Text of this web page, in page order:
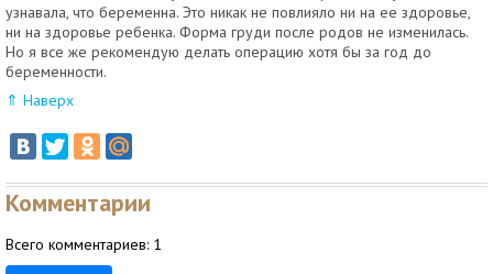
узнавала, что беременна. Это никак не повлияло ни на ее здоровье,
ни на здоровье ребенка. Форма груди после родов не изменилась.
Но я все же рекомендую делать операцию хотя бы за год до
беременности.
⇑ Наверх
Комментарии
Всего комментариев: 1